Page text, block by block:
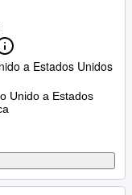
a Estados Unidos
Unido a Estados